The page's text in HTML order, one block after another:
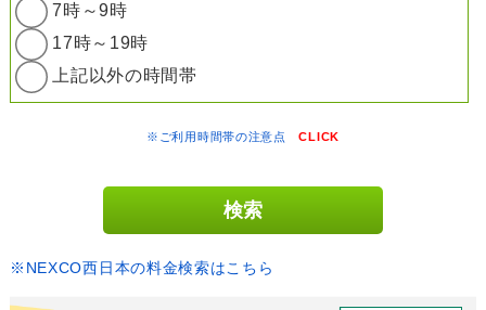
7時～9時
17時～19時
上記以外の時間帯
※ご利用時間帯の注意点CLICK
※NEXCO西日本の料金検索はこちら